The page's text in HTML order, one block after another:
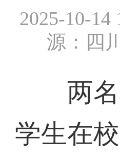
2025-10-14
源：四
两名
学生在